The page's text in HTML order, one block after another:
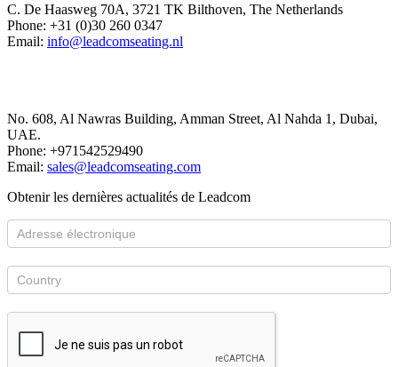
C. De Haasweg 70A, 3721 TK Bilthoven, The Netherlands
Phone: +31 (0)30 260 0347
Email: info@leadcomseating.nl
No. 608, Al Nawras Building, Amman Street, Al Nahda 1, Dubai,
UAE.
Phone: +971542529490
Email: sales@leadcomseating.com
Obtenir les dernières actualités de Leadcom